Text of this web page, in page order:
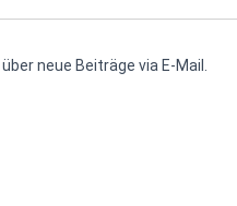
neue Beiträge via E-Mail.